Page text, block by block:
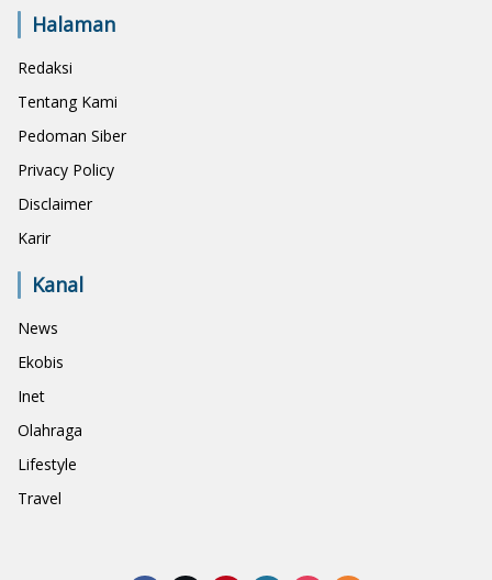
Halaman
Redaksi
Tentang Kami
Pedoman Siber
Privacy Policy
Disclaimer
Karir
Kanal
News
Ekobis
Inet
Olahraga
Lifestyle
Travel